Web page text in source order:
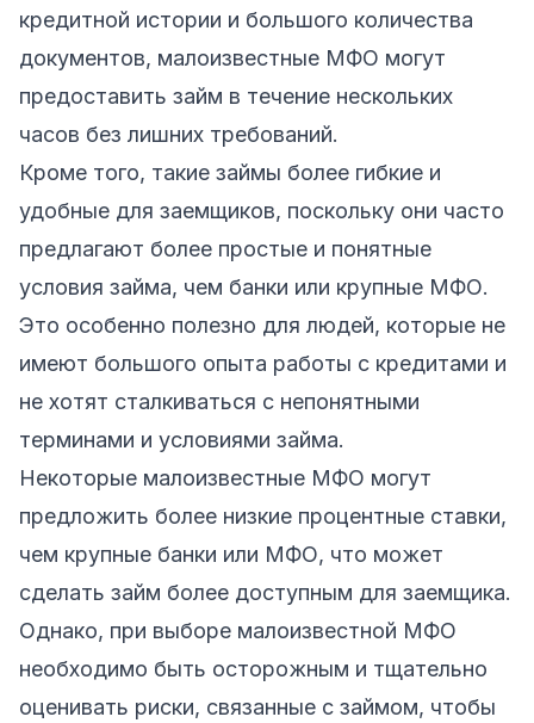
кредитной истории и большого количества
документов, малоизвестные МФО могут
предоставить займ в течение нескольких
часов без лишних требований.
Кроме того, такие займы более гибкие и
удобные для заемщиков, поскольку они часто
предлагают более простые и понятные
условия займа, чем банки или крупные МФО.
Это особенно полезно для людей, которые не
имеют большого опыта работы с кредитами и
не хотят сталкиваться с непонятными
терминами и условиями займа.
Некоторые малоизвестные МФО могут
предложить более низкие процентные ставки,
чем крупные банки или МФО, что может
сделать займ более доступным для заемщика.
Однако, при выборе малоизвестной МФО
необходимо быть осторожным и тщательно
оценивать риски, связанные с займом, чтобы